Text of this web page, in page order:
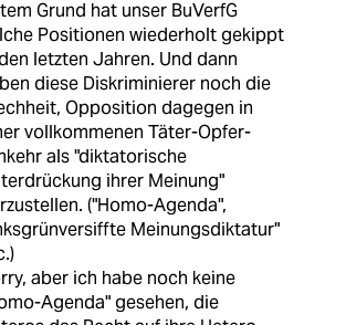
Grund hat unser BuVerfG
Positionen wiederholt gekippt
letzten Jahren. Und dann
diese Diskriminierer noch die
Opposition dagegen in
vollkommenen Täter-Opfer-
als "diktatorische
ihrer Meinung"
("Homo-Agenda",
Meinungsdiktatur"
aber ich habe noch keine
Agenda" gesehen, die